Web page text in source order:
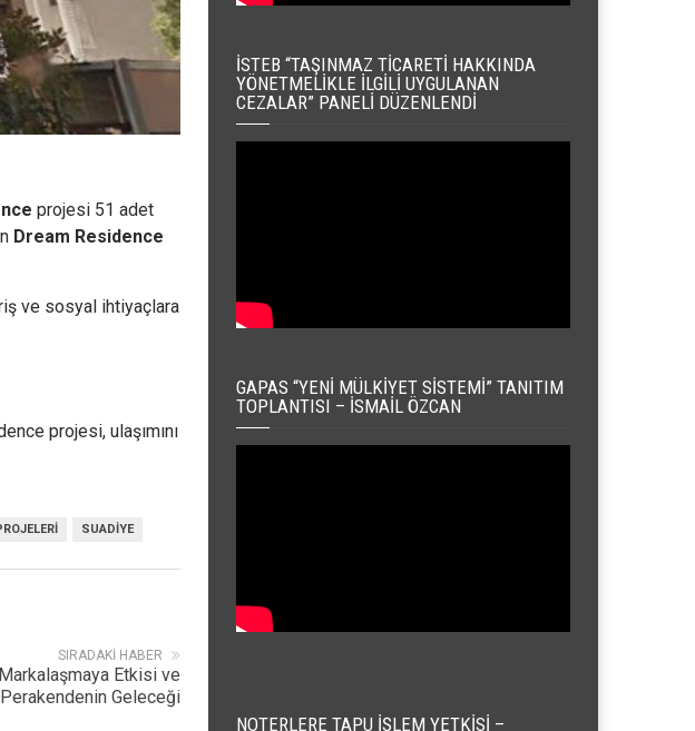
projesi 51 adet
Dream Residence
ve sosyal ihtiyaçlara
projesi, ulaşımını
SUADIYE
SIRADAKI HABER
Etkisi ve
Perakendenin Geleceği
İSTEB “TAŞINMAZ TICARETI HAKKINDA
YÖNETMELIKLE İLGILI UYGULANAN
CEZALAR” PANELI DÜZENLENDI
GAPAS “YENI MÜLKIYET SISTEMI” TANITIM
TOPLANTISI – İSMAIL ÖZCAN
NOTERLERE TAPU İŞLEM YETKISI –